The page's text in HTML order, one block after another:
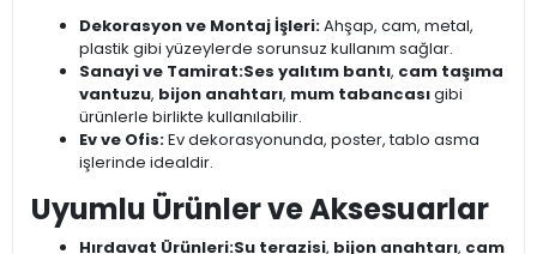
Dekorasyon ve Montaj İşleri:Ahşap, cam, metal,
plastik gibi yüzeylerde sorunsuz kullanım sağlar.
Sanayi ve Tamirat:Ses yalıtım bantı, cam taşıma
vantuzu, bijon anahtarı, mum tabancasıgibi
ürünlerle birlikte kullanılabilir.
Ev ve Ofis:Ev dekorasyonunda, poster, tablo asma
işlerinde idealdir.
Uyumlu Ürünler ve Aksesuarlar
Hırdavat Ürünleri:Su terazisi, bijon anahtarı, cam